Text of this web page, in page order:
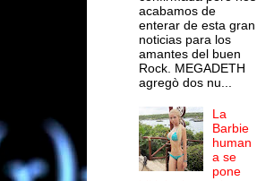
acabamos de
enterar de esta gran
noticias para los
amantes del buen
Rock. MEGADETH
agregò dos nu...
La
Barbie
human
a se
pone